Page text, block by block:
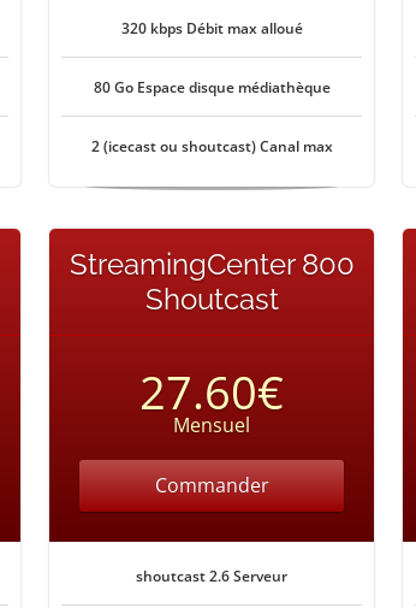
320 kbps Débit max alloué
80 Go Espace disque médiathèque
2 (icecast ou shoutcast) Canal max
StreamingCenter 800
Shoutcast
27.60€
Mensuel
Commander
shoutcast 2.6 Serveur